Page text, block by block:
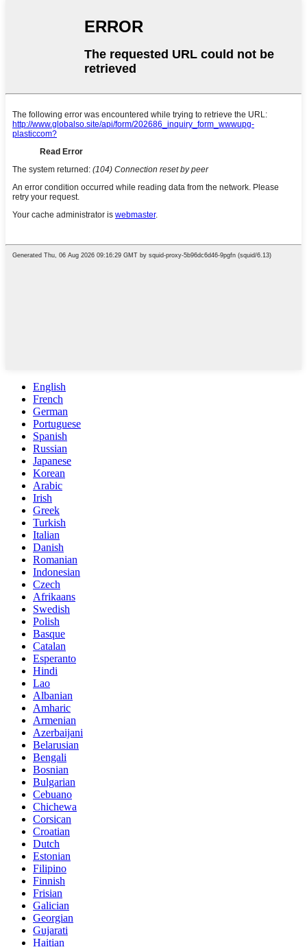
English
French
German
Portuguese
Spanish
Russian
Japanese
Korean
Arabic
Irish
Greek
Turkish
Italian
Danish
Romanian
Indonesian
Czech
Afrikaans
Swedish
Polish
Basque
Catalan
Esperanto
Hindi
Lao
Albanian
Amharic
Armenian
Azerbaijani
Belarusian
Bengali
Bosnian
Bulgarian
Cebuano
Chichewa
Corsican
Croatian
Dutch
Estonian
Filipino
Finnish
Frisian
Galician
Georgian
Gujarati
Haitian